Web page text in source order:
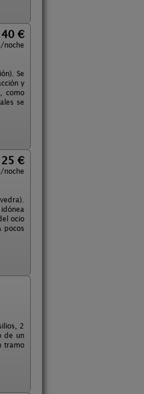
40 €
noche
Se
y
como
se
25 €
noche
ocio
pocos
2
de un
tramo